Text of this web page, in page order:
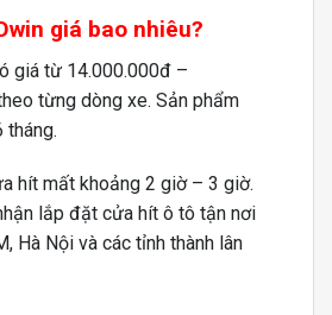
giá bao nhiêu?
giá từ 14.000.000đ –
từng dòng xe. Sản phẩm
tháng.
hít mất khoảng 2 giờ – 3 giờ.
lắp đặt cửa hít ô tô tận nơi
Hà Nội và các tỉnh thành lân